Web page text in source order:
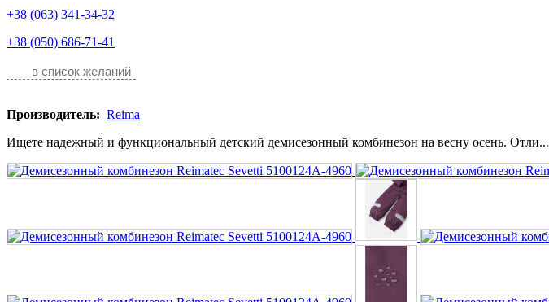
+38 (063) 341-34-32
+38 (050) 686-71-41
в список желаний
Производитель: Reima
Ищете надежный и функциональный детский демисезонный комбинезон на весну осень. Отли...